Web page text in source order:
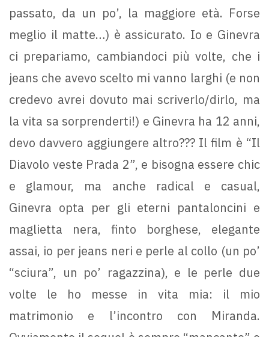
passato, da un po’, la maggiore età. Forse
meglio il matte…) è assicurato. Io e Ginevra
ci prepariamo, cambiandoci più volte, che i
jeans che avevo scelto mi vanno larghi (e non
credevo avrei dovuto mai scriverlo/dirlo, ma
la vita sa sorprenderti!) e Ginevra ha 12 anni,
devo davvero aggiungere altro??? Il film è “Il
Diavolo veste Prada 2”, e bisogna essere chic
e glamour, ma anche radical e casual,
Ginevra opta per gli eterni pantaloncini e
maglietta nera, finto borghese, elegante
assai, io per jeans neri e perle al collo (un po’
“sciura”, un po’ ragazzina), e le perle due
volte le ho messe in vita mia: il mio
matrimonio e l’incontro con Miranda.